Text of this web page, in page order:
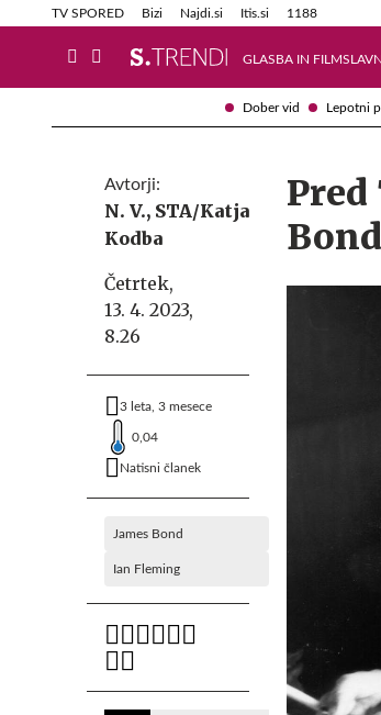
Dober vid Lepotni
TV SPORED Bizi Najdi.si Itis.si 1188
GLASBA IN FILM
Info in obvestila Tehnik
Avtorji:
N. V., STA/Katja
Kodba
Četrtek,
13. 4. 2023,
8.26
3 leta, 3 mesece
0,04
Natisni članek
James Bond
Ian Fleming